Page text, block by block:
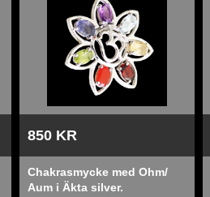
850 KR
Chakrasmycke med Ohm/
Aum i Äkta silver.